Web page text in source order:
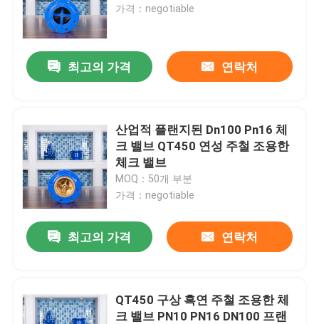
탄력 있는 자리 문짝 밸브
연성 주철 문짝 밸브
연성 주철 Ｙ 체
무쇠 Ｙ 필터
충돌 자리 체크 밸브
가격：negotiable
최고의 가격 연락처
산업적 플랜지된 Dn100 Pn16 체
크 밸브 QT450 연성 주철 조용한
체크 밸브
MOQ：50개 부분
가격：negotiable
최고의 가격 연락처
QT450 구상 흑연 주철 조용한 체
크 밸브 PN10 PN16 DN100 프랜